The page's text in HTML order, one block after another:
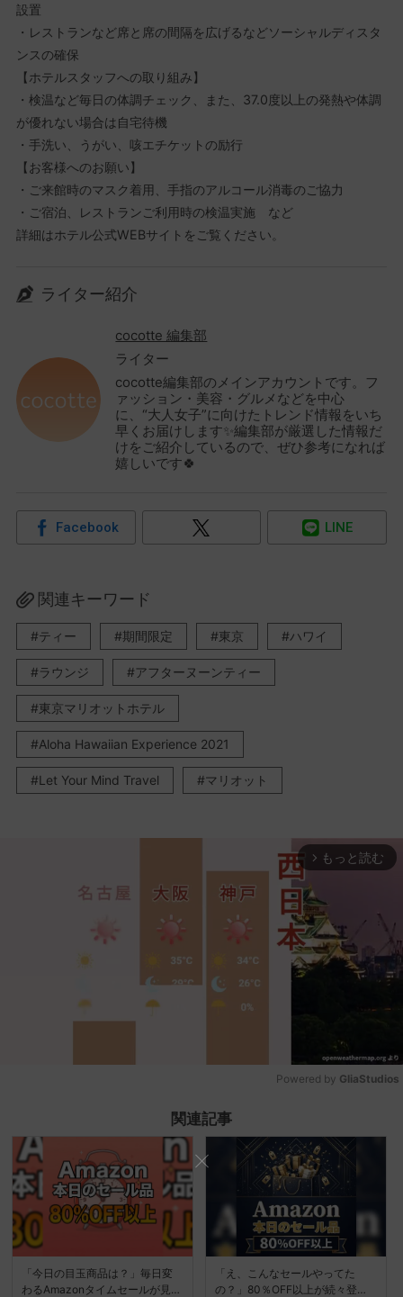
設置
・レストランなど席と席の間隔を広げるなどソーシャルディスタ
ンスの確保
【ホテルスタッフへの取り組み】
・検温など毎日の体調チェック、また、37.0度以上の発熱や体調
が優れない場合は自宅待機
・手洗い、うがい、咳エチケットの励行
【お客様へのお願い】
・ご来館時のマスク着用、手指のアルコール消毒のご協力
・ご宿泊、レストランご利用時の検温実施 など
詳細はホテル公式WEBサイトをご覧ください。
ライター紹介
cocotte 編集部
ライター
cocotte編集部のメインアカウントです。フ
ァッション・美容・グルメなどを中心
に、“大人女子”に向けたトレンド情報をいち
早くお届けします✨編集部が厳選した情報だ
けをご紹介しているので、ぜひ参考になれば
嬉しいです🍀
Facebook LINE
関連キーワード
ティー 期間限定 東京 ハワイ
ラウンジ アフターヌーンティー
東京マリオットホテル
Aloha Hawaiian Experience 2021
Let Your Mind Travel マリオット
arrow_forward_ios もっと読む
Powered by GliaStudios
関連記事
「今日の目玉商品は？」毎日変
わるAmazonタイムセールが見逃
「え、こんなセールやってた
の？」80％OFF以上が続々登